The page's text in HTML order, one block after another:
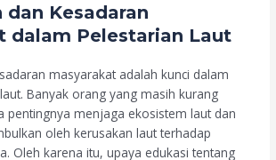
dan Kesadaran
dalam Pelestarian Laut
masyarakat adalah kunci dalam
Banyak orang yang masih kurang
pentingnya menjaga ekosistem laut dan
oleh kerusakan laut terhadap
Oleh karena itu, upaya edukasi tentang